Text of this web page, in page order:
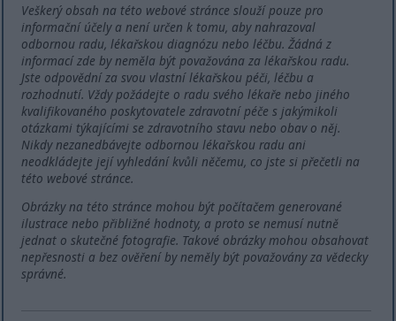
Veškerý obsah na této webové stránce slouží pouze pro
informační účely a není určen k tomu, aby nahrazoval
odbornou radu, lékařskou diagnózu nebo léčbu. Žádná z
informací zde by neměla být považována za lékařskou radu.
Jste odpovědní za svou vlastní lékařskou péči, léčbu a
rozhodnutí. Vždy požádejte o radu svého lékaře nebo jiného
kvalifikovaného poskytovatele zdravotní péče s jakýmikoli
otázkami týkajícími se zdravotního stavu nebo obav o něj.
Nikdy nezanedbávejte odbornou lékařskou radu ani
neodkládejte její vyhledání kvůli něčemu, co jste si přečetli na
této webové stránce.
Obrázky na této stránce mohou být počítačem generované
ilustrace nebo přibližné hodnoty, a proto se nemusí nutně
jednat o skutečné fotografie. Takové obrázky mohou obsahovat
nepřesnosti a bez ověření by neměly být považovány za vědecky
správné.